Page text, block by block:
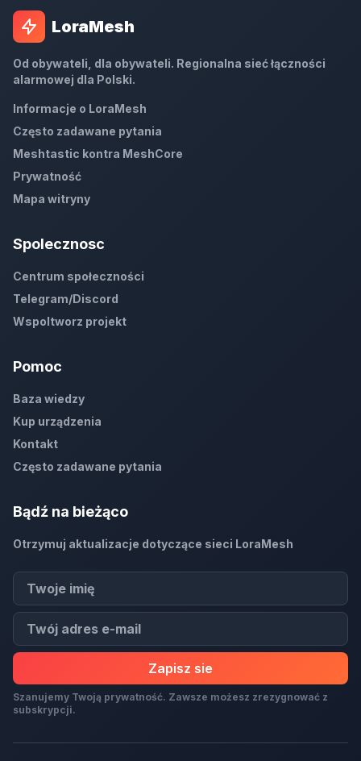
LoraMesh
Od obywateli, dla obywateli. Regionalna sieć łączności
alarmowej dla Polski.
Informacje o LoraMesh
Często zadawane pytania
Meshtastic kontra MeshCore
Prywatność
Mapa witryny
Spolecznosc
Centrum społeczności
Telegram/Discord
Wspoltworz projekt
Pomoc
Baza wiedzy
Kup urządzenia
Kontakt
Często zadawane pytania
Bądź na bieżąco
Otrzymuj aktualizacje dotyczące sieci LoraMesh
Zapisz sie
Szanujemy Twoją prywatność. Zawsze możesz zrezygnować z
subskrypcji.